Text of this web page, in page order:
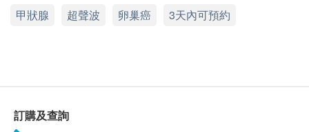
甲狀腺
超聲波 卵巢癌 3天內可預約
訂購及查詢